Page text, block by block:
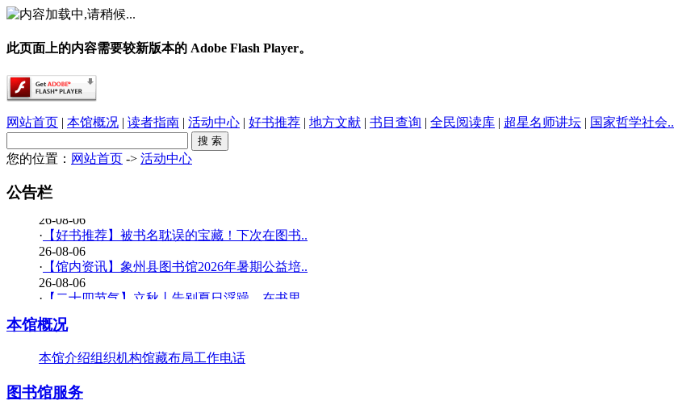
此页面上的内容需要较新版本的 Adobe Flash Player。
网站首页 | 本馆概况 | 读者指南 | 活动中心 | 好书推荐 | 地方文献 | 书目查询 | 全民阅读库 | 超星名师讲坛 | 国家哲学社会..
您的位置： 网站首页 -> 活动中心
公告栏
·春雨润乡土，书香伴童行——象州县文化广电..
26-08-06
·【少儿多媒体图书馆】背了八百遍《出师表》..
26-08-06
· 【好书推荐】被书名耽误的宝藏！下次在图书..
26-08-06
· 【馆内资讯】象州县图书馆2026年暑期公益培..
26-08-06
· 【二十四节气】立秋丨告别夏日浮躁，在书里..
·【少儿多媒体图书馆】边画边学！超有趣的少..
·【暑期公益培训班】象州县图书馆2026年暑期..
·【好书推荐】大暑天容易犯困？这些“烧脑”..
本馆概况
本馆介绍组织机构馆藏布局工作电话
图书馆服务